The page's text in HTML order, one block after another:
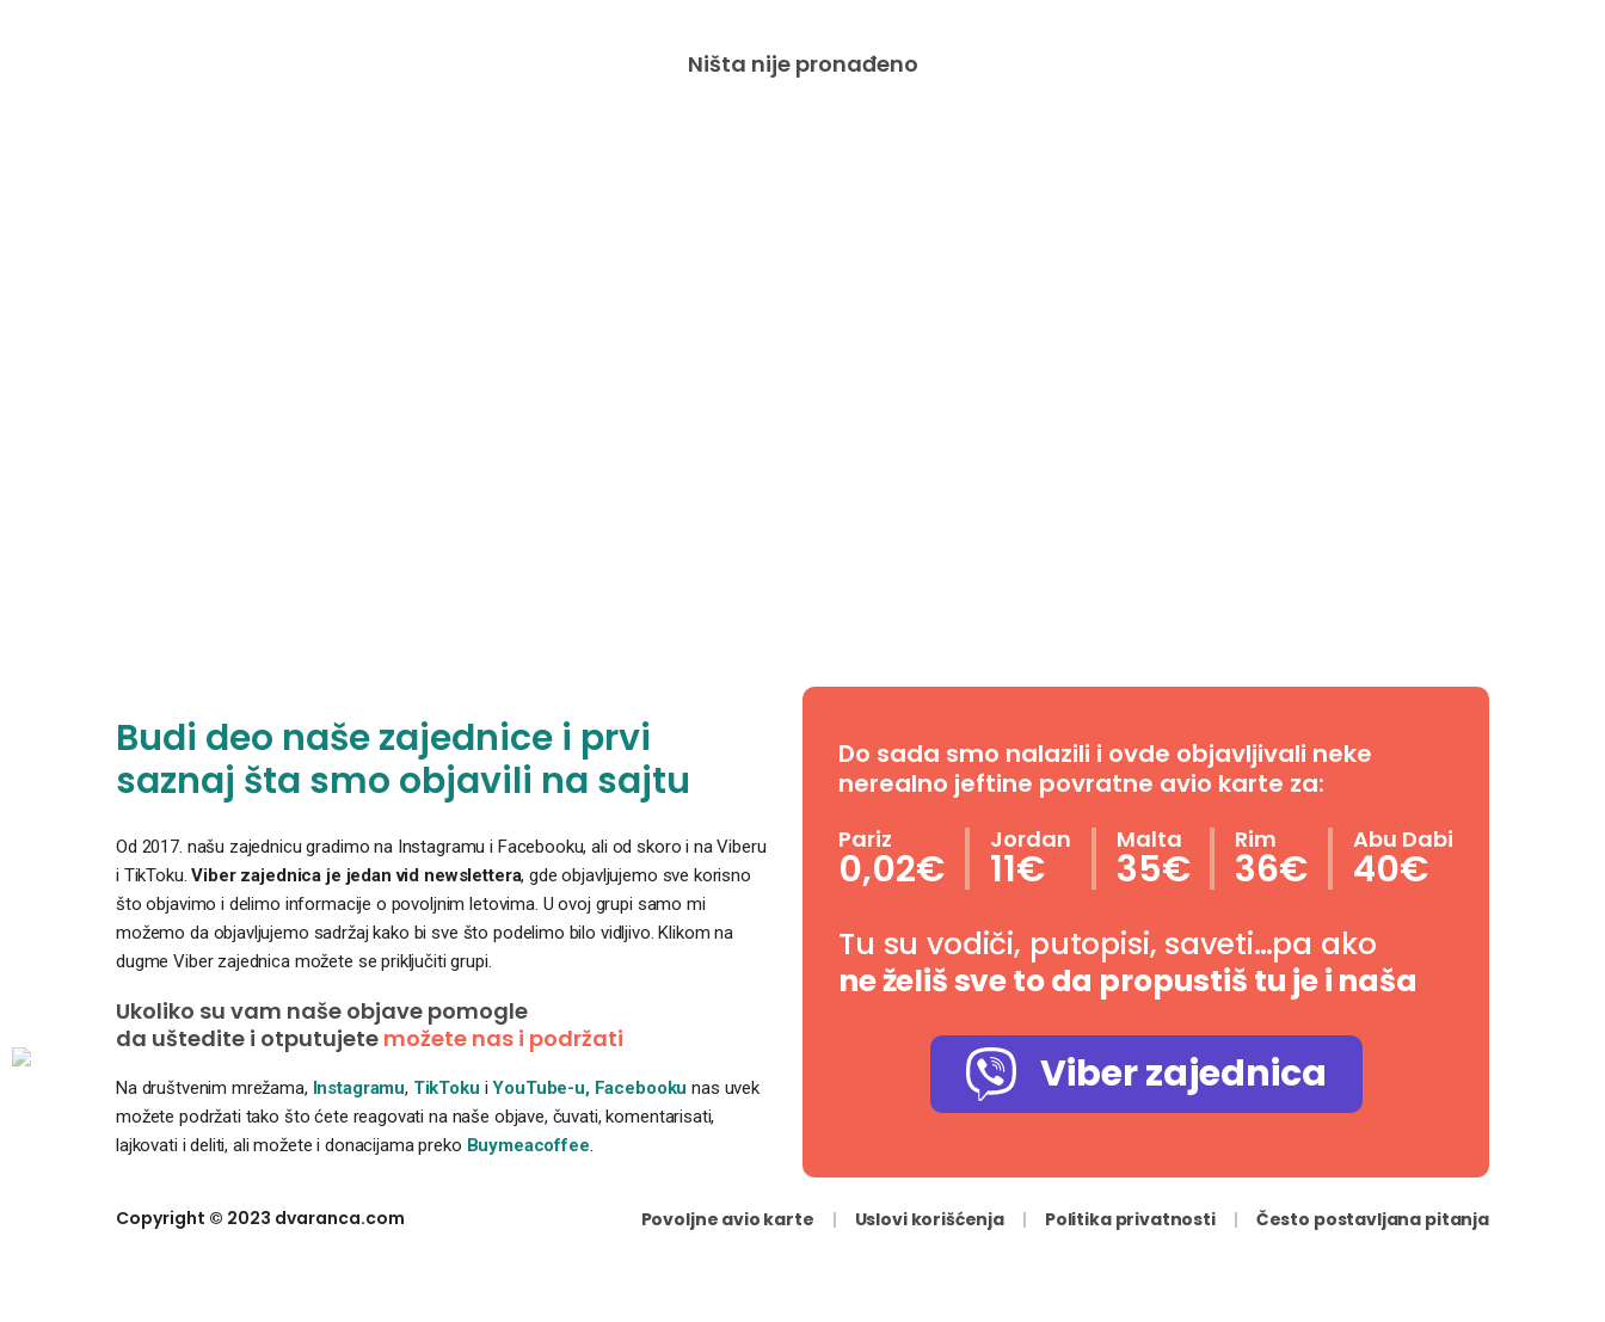
Ništa nije pronađeno
Budi deo naše zajednice i prvi
saznaj šta smo objavili na sajtu
Od 2017. našu zajednicu gradimo na Instagramu i Facebooku, ali od skoro i na Viberu
i TikToku.Viber zajednica je jedan vid newslettera, gde objavljujemo sve korisno
što objavimo i delimo informacije o povoljnim letovima. U ovoj grupi samo mi
možemo da objavljujemo sadržaj kako bi sve što podelimo bilo vidljivo. Klikom na
dugme Viber zajednica možete se priključiti grupi.
Ukoliko su vam naše objave pomogle
da uštedite i otputujete možete nas i podržati
Na društvenim mrežama, Instagramu, TikToku iYouTube-u, Facebookunas uvek
možete podržati tako što ćete reagovati na naše objave, čuvati, komentarisati,
lajkovati i deliti, ali možete i donacijama preko Buymeacoffee.
Do sada smo nalazili i ovde objavljivali neke
nerealno jeftine povratne avio karte za:
Pariz
0,02€
Jordan
11€
Malta
35€
Rim
36€
Abu Dabi
40€
Tu su vodiči, putopisi, saveti…pa ako
ne želiš sve to da propustiš tu je i naša
Viber zajednica
Copyright © 2023 dvaranca.com Povoljne avio karte Uslovi korišćenja Politika privatnosti Često postavljana pitanja